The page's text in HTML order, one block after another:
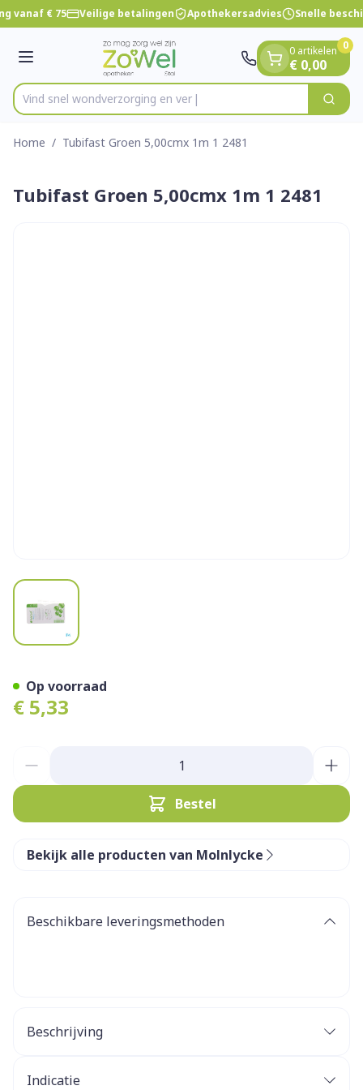
Ga naar de inhoud
1 van 1
vanaf € 75 Veilige betalingen Apothekersadvies Snelle
Menu
Product, merk, categorie...
Vind snel wondverzorgin Zoek
0 artikelen
€ 0,00
0
Home / Tubifast Groen 5,00cmx 1m 1 2481
Tubifast Groen 5,00cmx 1m 1 2481
View larger image
€ 5,33
Bestel
Op voorraad
Bekijk alle producten van Molnlycke
Beschikbare leveringsmethoden
Beschrijving
Indicatie